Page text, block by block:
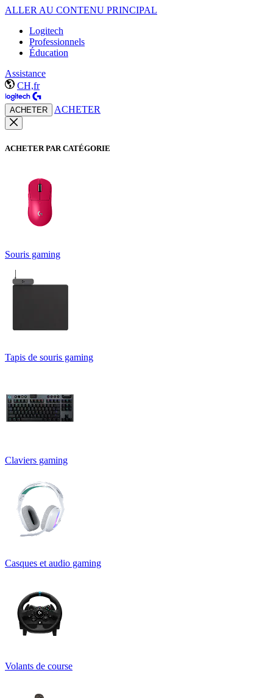
ALLER AU CONTENU PRINCIPAL
Logitech
Professionnels
Éducation
Assistance
CH,fr
ACHETER ACHETER
ACHETER PAR CATÉGORIE
Souris gaming
Tapis de souris gaming
Claviers gaming
Casques et audio gaming
Volants de course